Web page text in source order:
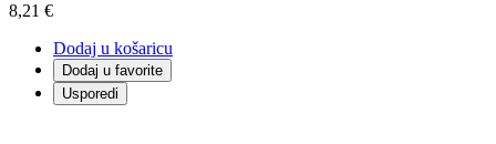
8,21 €
Dodaj u košaricu
Dodaj u favorite
Usporedi